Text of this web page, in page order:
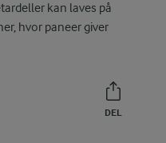
kan laves på
hvor paneer giver
DEL